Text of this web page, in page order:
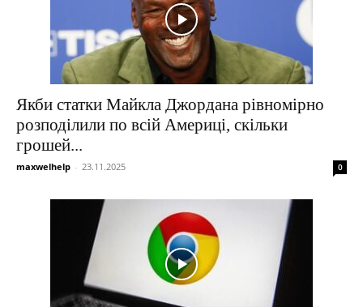
Якби статки Майкла Джордана рівномірно
розподілили по всій Америці, скільки
грошей...
maxwelhelp - 23.11.2025 0